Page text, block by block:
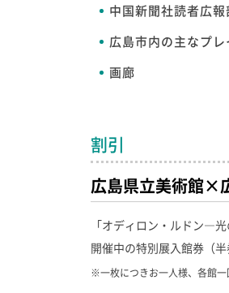
中国新聞社読者広報
広島市内の主なプレ
画廊
割引
広島県立美術館×
「オディロン・ルドン―
開催中の特別展入館券（
※一枚につきお一人様、各館